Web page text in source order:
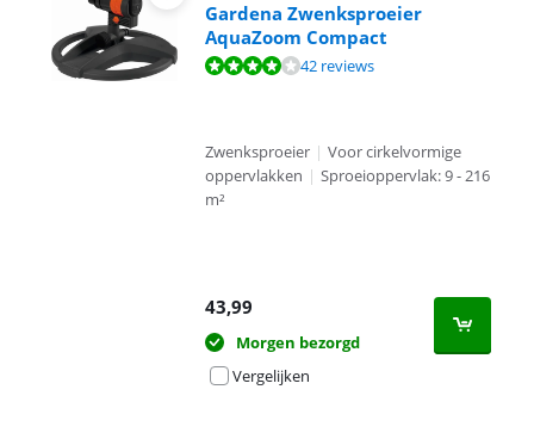
Gardena Zwenksproeier
AquaZoom Compact
Beoordeling is 8,4 van de 10, gebaseerd op 42 reviews.
42 reviews
Zwenksproeier | Voor cirkelvormige
oppervlakken | Sproeioppervlak: 9 - 216
m²
43,99
Morgen bezorgd
Vergelijken